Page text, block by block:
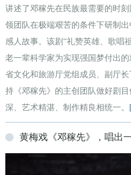
讲述了邓稼先在民族最需要的时
领团队在极端艰苦的条件下研制
感人故事。该剧“礼赞英雄、歌唱
老一辈科学家为实现强国梦付出
省文化和旅游厅党组成员、副厅
持《邓稼先》的主创团队做好剧
深、艺术精湛、制作精良相统一。
黄梅戏《邓稼先》，唱出